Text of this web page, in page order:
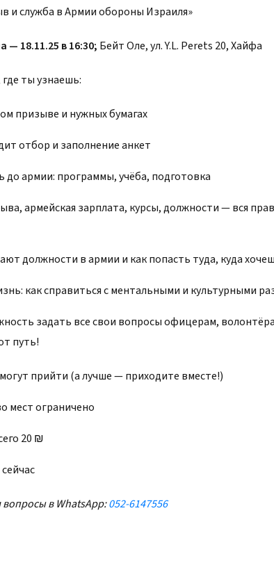
и служба в Армии обороны Израиля»
— 18.11.25 в 16:30; Бейт Оле, ул. Y.L. Perets 20, Хайфа
где ты узнаешь:
призыве и нужных бумагах
отбор и заполнение анкет
до армии: программы, учёба, подготовка
армейская зарплата, курсы, должности — вся
должности в армии и как попасть туда, куда
как справиться с ментальными и культурными
задать все свои вопросы офицерам,
путь!
прийти (а лучше — приходите вместе!)
мест ограничено
20 ₪
сейчас
в WhatsApp:052-6147556